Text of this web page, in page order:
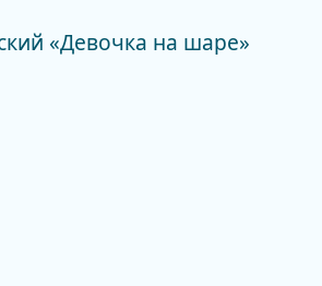
«Девочка на шаре»